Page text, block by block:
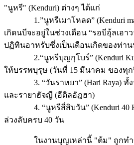
"นูหรี" (Kenduri) ต่างๆ ได้แก่
1.”นูหรีเมาโหลด” (Kenduri
เกิดนบีจะอยู่ในช่วงเดือน “รอบีอุ้ลเอา
ปฏิทินอาหรับซึ่งเป็นเดือนเกิดของท่า
2.“นูหรีบุญกุโบร์” (Kenduri
ให้บรรพบุรุษ (วันที่ 15 มีนาคม ของทุ
3. “วันราหยา” (Hari Raya) ทั้ง
และรายาฮัจญี (อีดิลอัฎฮา)
4. “นูหรีสี่สิบวัน” (Kenduri 40
ล่วงลับครบ 40 วัน
ในงานบุญเหล่านี้ "ต้ม" ถูกทำขึ้